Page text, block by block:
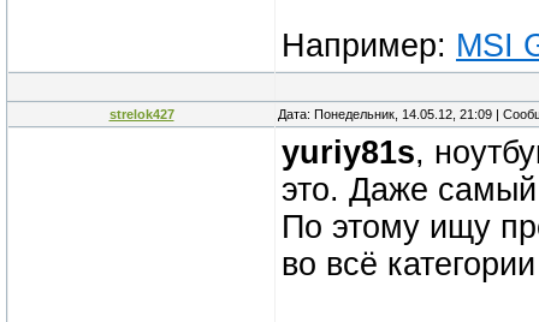
Например: MSI
strelok427 Дата: Понедельник, 14.05.12, 21:09 |
yuriy81s,
это. Даже
По этому ищу
во всё категории